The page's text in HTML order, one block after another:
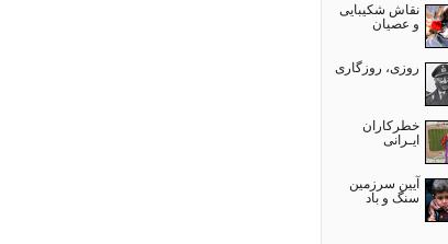
نقاش شکیبایی
و عصيان
روزی، روزگاری
خطرکاران
ایـرانی
آیین سرزمین
سنگ و باد